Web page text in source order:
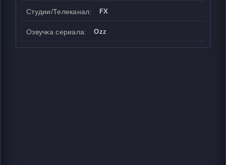
Студии/Телеканал: FX
Озвучка сериала: Ozz